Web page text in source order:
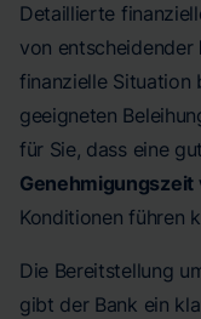
Detaillierte
von entscheidender
finanzielle Situation
geeigneten
für Sie, dass eine
Konditionen führen
Die Bereitstellung
gibt der Bank ein